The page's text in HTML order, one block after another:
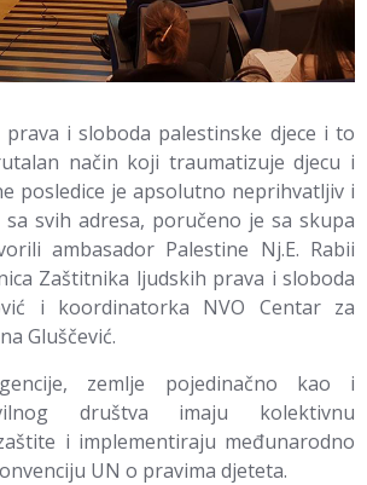
i sloboda palestinske djece i to
način koji traumatizuje djecu i
posledice je apsolutno neprihvatljiv i
svih adresa, poručeno je sa skupa
ambasador Palestine Nj.E. Rabii
Zaštitnika ljudskih prava i sloboda
i koordinatorka NVO Centar za
Gluščević.
zemlje pojedinačno kao i
društva imaju kolektivnu
i implementiraju međunarodno
UN o pravima djeteta.